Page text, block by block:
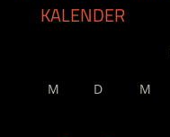
KALENDER
M D M